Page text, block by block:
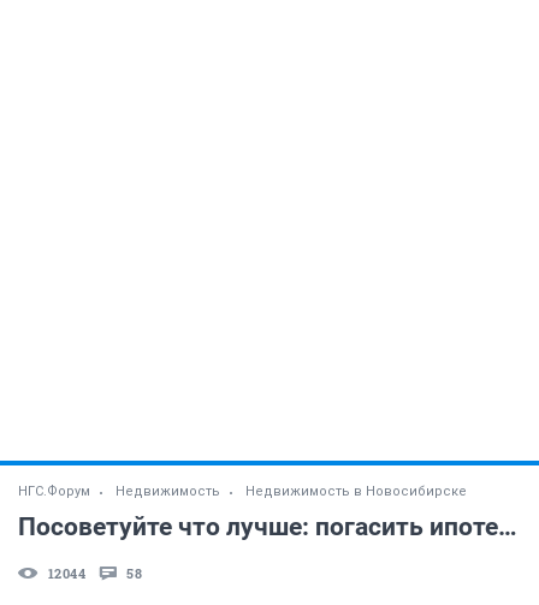
НГС.Форум Недвижимость Недвижимость в Новосибирске
Посоветуйте что лучше: погасить ипотеку или купить еще одну квартиру?
12044 58